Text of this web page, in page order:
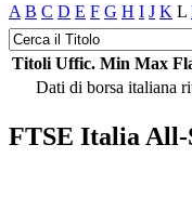
A B C D E F G H I J K L
Titoli Uffic. Min Max
Dati di borsa italiana
FTSE Italia All-